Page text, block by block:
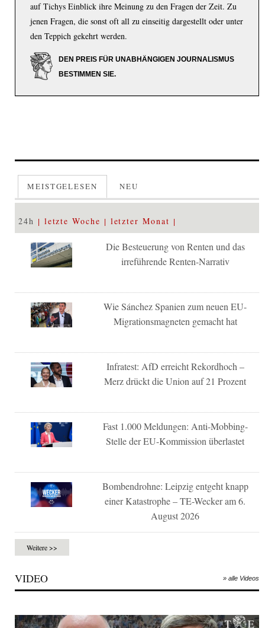
auf Tichys Einblick ihre Meinung zu den Fragen der Zeit. Zu
jenen Fragen, die sonst oft all zu einseitig dargestellt oder unter
den Teppich gekehrt werden.
DEN PREIS FÜR UNABHÄNGIGEN JOURNALISMUS
BESTIMMEN SIE.
MEISTGELESEN NEU
24h letzte Woche letzter Monat
Die Besteuerung von Renten und das
irreführende Renten-Narrativ
Wie Sánchez Spanien zum neuen EU-
Migrationsmagneten gemacht hat
Infratest: AfD erreicht Rekordhoch –
Merz drückt die Union auf 21 Prozent
Fast 1.000 Meldungen: Anti-Mobbing-
Stelle der EU-Kommission überlastet
Bombendrohne: Leipzig entgeht knapp
einer Katastrophe – TE-Wecker am 6.
August 2026
Weitere >>
VIDEO » alle Videos